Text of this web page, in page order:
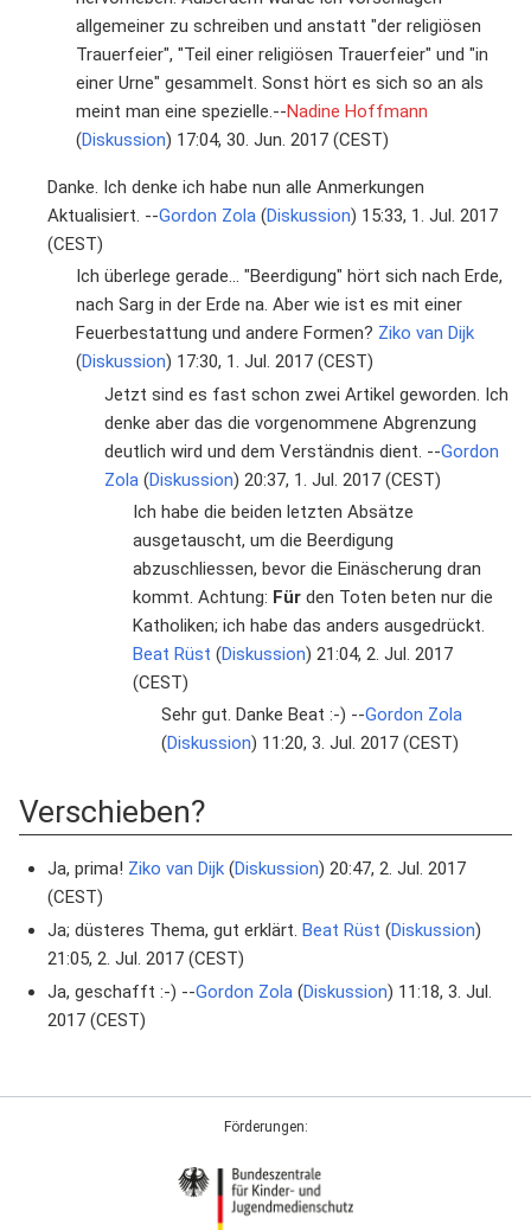
allgemeiner zu schreiben und anstatt "der religiösen
Trauerfeier", "Teil einer religiösen Trauerfeier" und "in
einer Urne" gesammelt. Sonst hört es sich so an als
meint man eine spezielle.--Nadine Hoffmann
(Diskussion) 17:04, 30. Jun. 2017 (CEST)
Danke. Ich denke ich habe nun alle Anmerkungen
Aktualisiert. --Gordon Zola (Diskussion) 15:33, 1. Jul. 2017
(CEST)
Ich überlege gerade... "Beerdigung" hört sich nach Erde,
nach Sarg in der Erde na. Aber wie ist es mit einer
Feuerbestattung und andere Formen? Ziko van Dijk
(Diskussion) 17:30, 1. Jul. 2017 (CEST)
Jetzt sind es fast schon zwei Artikel geworden. Ich
denke aber das die vorgenommene Abgrenzung
deutlich wird und dem Verständnis dient. --Gordon
Zola (Diskussion) 20:37, 1. Jul. 2017 (CEST)
Ich habe die beiden letzten Absätze
ausgetauscht, um die Beerdigung
abzuschliessen, bevor die Einäscherung dran
kommt. Achtung: Für den Toten beten nur die
Katholiken; ich habe das anders ausgedrückt.
Beat Rüst (Diskussion) 21:04, 2. Jul. 2017
(CEST)
Sehr gut. Danke Beat :-) --Gordon Zola
(Diskussion) 11:20, 3. Jul. 2017 (CEST)
Verschieben?
Ja, prima! Ziko van Dijk (Diskussion) 20:47, 2. Jul. 2017
(CEST)
Ja; düsteres Thema, gut erklärt. Beat Rüst (Diskussion)
21:05, 2. Jul. 2017 (CEST)
Ja, geschafft :-) --Gordon Zola (Diskussion) 11:18, 3. Jul.
2017 (CEST)
Förderungen: